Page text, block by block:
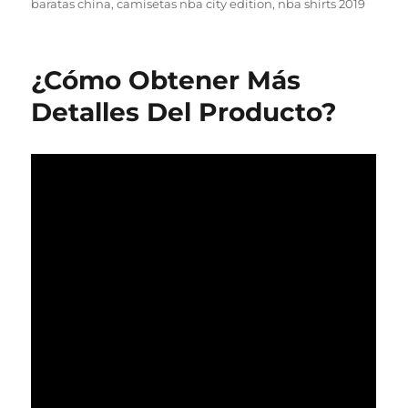
baratas china,camisetas nba city edition, nba shirts 2019
¿Cómo Obtener Más
Detalles Del Producto?